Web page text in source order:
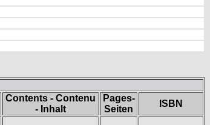
Contents - Contenu
- Inhalt
Pages-
Seiten
ISBN